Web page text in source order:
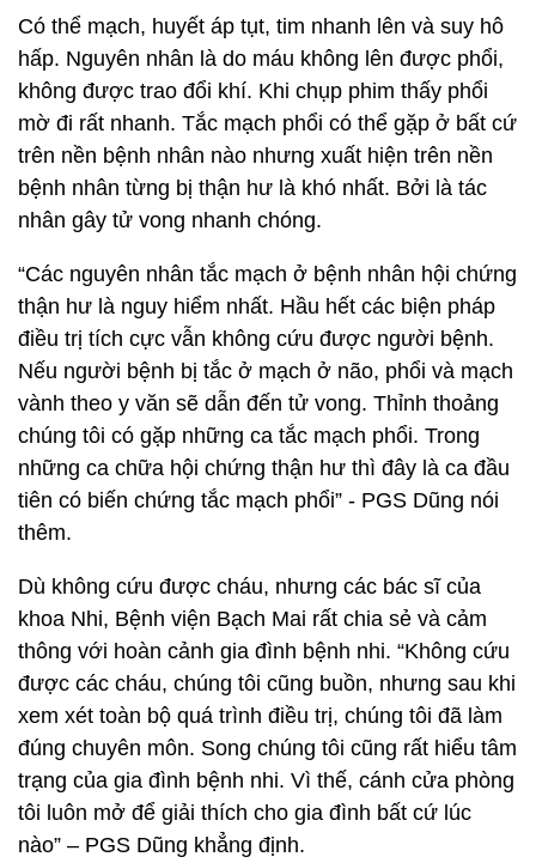
Có thể mạch, huyết áp tụt, tim nhanh lên và suy hô
hấp. Nguyên nhân là do máu không lên được phổi,
không được trao đổi khí. Khi chụp phim thấy phổi
mờ đi rất nhanh. Tắc mạch phổi có thể gặp ở bất cứ
trên nền bệnh nhân nào nhưng xuất hiện trên nền
bệnh nhân từng bị thận hư là khó nhất. Bởi là tác
nhân gây tử vong nhanh chóng.
“Các nguyên nhân tắc mạch ở bệnh nhân hội chứng
thận hư là nguy hiểm nhất. Hầu hết các biện pháp
điều trị tích cực vẫn không cứu được người bệnh.
Nếu người bệnh bị tắc ở mạch ở não, phổi và mạch
vành theo y văn sẽ dẫn đến tử vong. Thỉnh thoảng
chúng tôi có gặp những ca tắc mạch phổi. Trong
những ca chữa hội chứng thận hư thì đây là ca đầu
tiên có biến chứng tắc mạch phổi” - PGS Dũng nói
thêm.
Dù không cứu được cháu, nhưng các bác sĩ của
khoa Nhi, Bệnh viện Bạch Mai rất chia sẻ và cảm
thông với hoàn cảnh gia đình bệnh nhi. “Không cứu
được các cháu, chúng tôi cũng buồn, nhưng sau khi
xem xét toàn bộ quá trình điều trị, chúng tôi đã làm
đúng chuyên môn. Song chúng tôi cũng rất hiểu tâm
trạng của gia đình bệnh nhi. Vì thế, cánh cửa phòng
tôi luôn mở để giải thích cho gia đình bất cứ lúc
nào” – PGS Dũng khẳng định.